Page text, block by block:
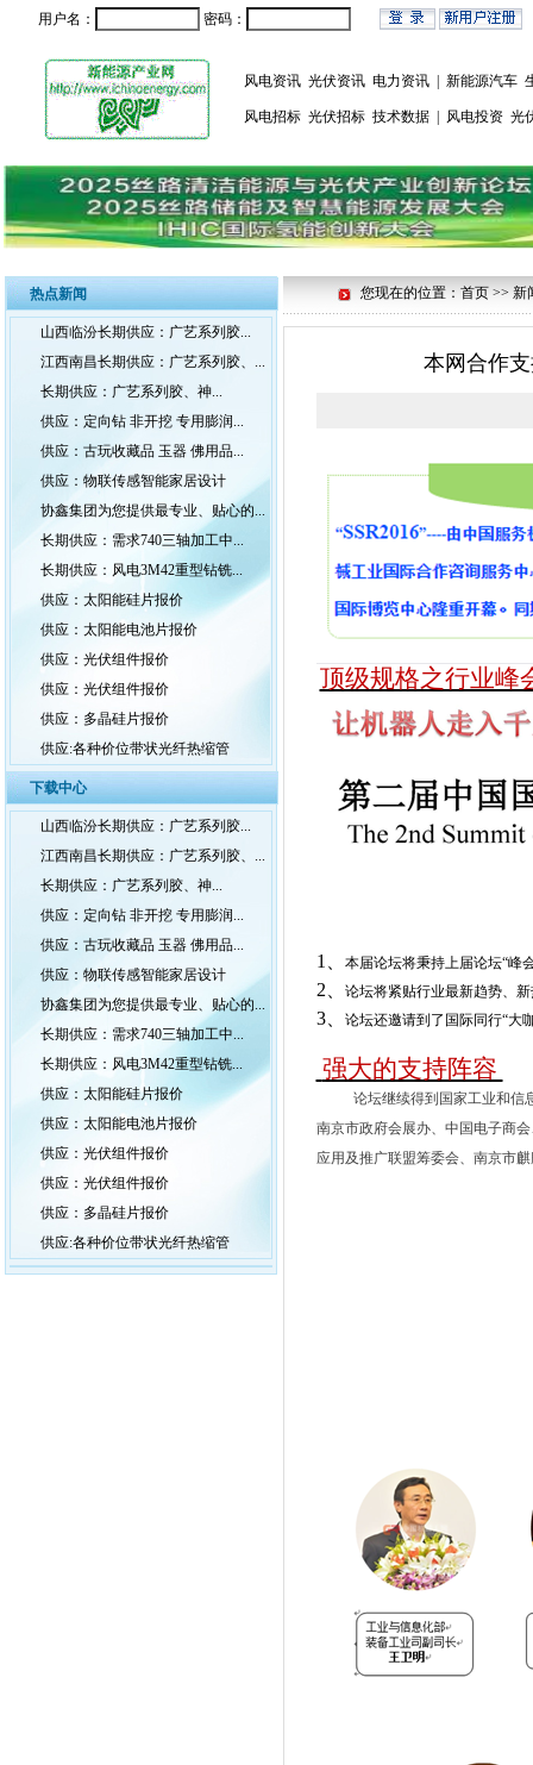
用户名： 密码：
风电资讯 光伏资讯 电力资讯 新能源汽车
风电招标 光伏招标 技术数据 风电投资 光
热点新闻
山西临汾长期供应：广艺系列胶...
江西南昌长期供应：广艺系列胶、...
长期供应：广艺系列胶、神...
供应：定向钻 非开挖 专用膨润...
供应：古玩收藏品 玉器 佛用品...
供应：物联传感智能家居设计
协鑫集团为您提供最专业、贴心的...
长期供应：需求740三轴加工中...
长期供应：风电3M42重型钻铣...
供应：太阳能硅片报价
供应：太阳能电池片报价
供应：光伏组件报价
供应：光伏组件报价
供应：多晶硅片报价
供应:各种价位带状光纤热缩管
下载中心
山西临汾长期供应：广艺系列胶...
江西南昌长期供应：广艺系列胶、...
长期供应：广艺系列胶、神...
供应：定向钻 非开挖 专用膨润...
供应：古玩收藏品 玉器 佛用品...
供应：物联传感智能家居设计
协鑫集团为您提供最专业、贴心的...
长期供应：需求740三轴加工中...
长期供应：风电3M42重型钻铣...
供应：太阳能硅片报价
供应：太阳能电池片报价
供应：光伏组件报价
供应：光伏组件报价
供应：多晶硅片报价
供应:各种价位带状光纤热缩管
您现在的位置：首页 >> 新
本网合作
顶级规格之行业峰
1 本届论坛将秉持上届论坛“峰
2 论坛将紧贴行业最新趋势、
3、 论坛还邀请到了国际同行“大
强大的支持阵容
论坛继续得到 国家工业和信
南京市政府会展办、 中国电子商
应用及推广联盟筹委会、南京市